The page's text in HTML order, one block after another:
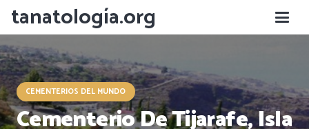
tanatología.org
CEMENTERIOS DEL MUNDO
Cementerio De Tijarafe, Isla